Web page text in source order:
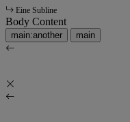
Eine Subline
Body Content
main:another main